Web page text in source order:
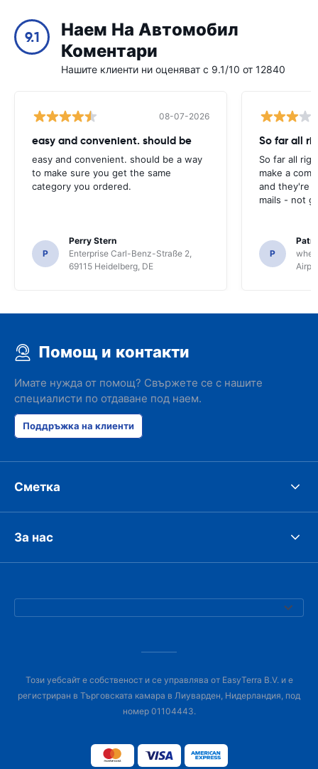
9.1
Наем На Автомобил
Коментари
Нашите клиенти ни оценяват с 9.1/10 от 12840
08-07-2026
easy and convenient. should be
easy and convenient. should be a way
to make sure you get the same
category you ordered.
P
Perry Stern
Enterprise Carl-Benz-Straße 2,
69115 Heidelberg, DE
So far all
So far all
make a
and they're
mails - not
P
Помощ и контакти
Имате нужда от помощ? Свържете се с нашите
специалисти по отдаване под наем.
Поддръжка на клиенти
Сметка
За нас
Този уебсайт е собственост и се управлява от EasyTerra B.V. и е
регистриран в Търговската камара в Лиуварден, Нидерландия, под
номер 01104443.